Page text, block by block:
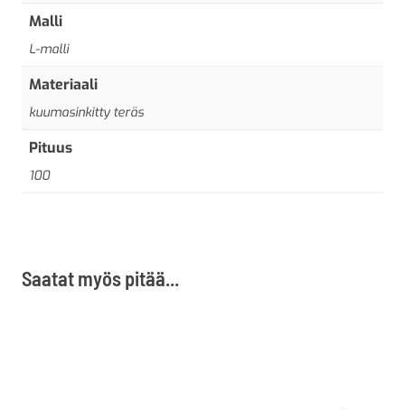
Malli
L-malli
Materiaali
kuumasinkitty teräs
Pituus
100
Saatat myös pitää...